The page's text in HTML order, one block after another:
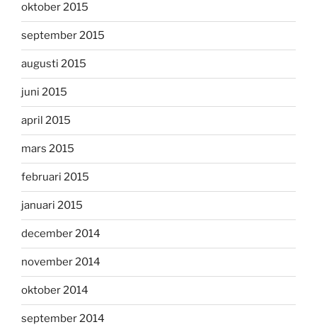
oktober 2015
september 2015
augusti 2015
juni 2015
april 2015
mars 2015
februari 2015
januari 2015
december 2014
november 2014
oktober 2014
september 2014